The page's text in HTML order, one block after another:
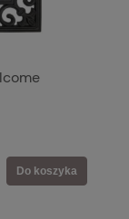
Do koszyka